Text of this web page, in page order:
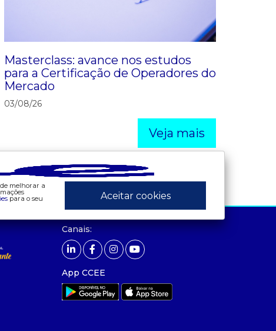
Masterclass: avance nos estudos
para a Certificação de Operadores do
Mercado
03/08/26
Veja mais
dados e análises
- bandeira tarifária
preços
- conceitos de preços
Canais:
App CCEE
de melhorar a
para o seu Aceitar cookies